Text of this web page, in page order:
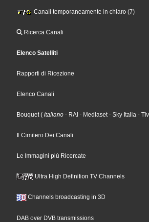
Canali temporaneamente in chiaro (7)
Ricerca Canali
Elenco Satelliti
Rapporti di Ricezione
Elenco Canali
Bouquet ( Italiano - RAI - Mediaset - Sky Italia -
Il Cimitero Dei Canali
Le Immagini più Ricercate
Ultra High Definition TV Channels
Channels broadcasting in 3D
DAB over DVB transmissions